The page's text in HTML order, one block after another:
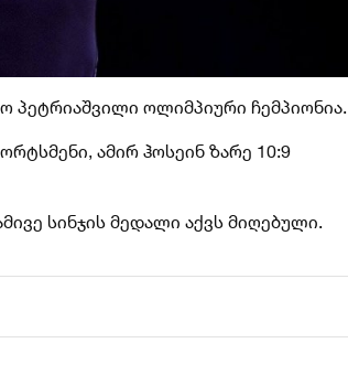
პეტრიაშვილი ოლიმპიური ჩემპიონია.
ამირ ჰოსეინ ზარე 10:9
სინჯის მედალი აქვს მიღებული.